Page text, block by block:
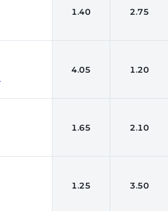
1.40 2.75
4.05 1.20
1.65 2.10
1.25 3.50